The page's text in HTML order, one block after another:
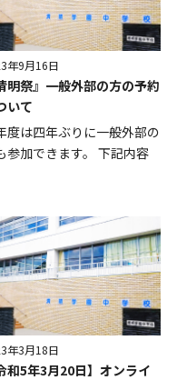
年9月16日
明祭』一般外部の方の予約
いて
度は四年ぶりに一般外部の
参加できます。 下記内容
年3月18日
和5年3月20日】オンライ